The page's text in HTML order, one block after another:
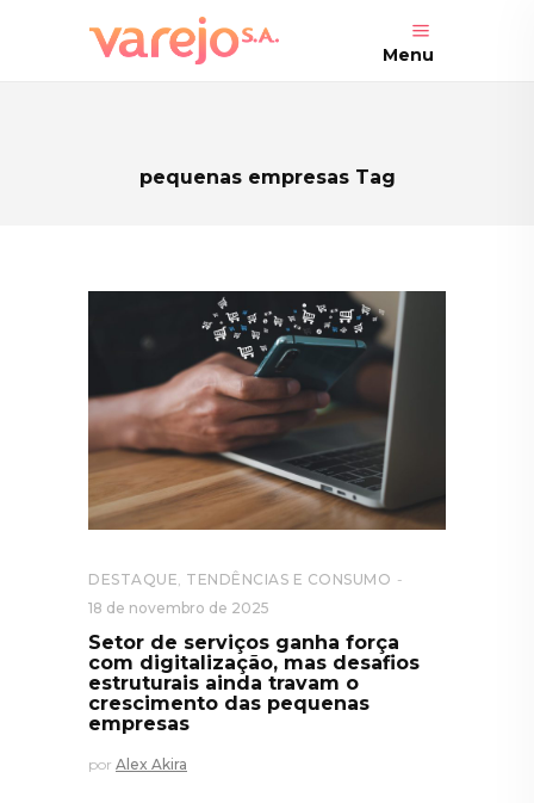
Menu
pequenas empresas Tag
DESTAQUE TENDÊNCIAS E CONSUMO
18 de novembro de 2025
Setor de serviços ganha força
com digitalização, mas desafios
estruturais ainda travam o
crescimento das pequenas
empresas
por Alex Akira